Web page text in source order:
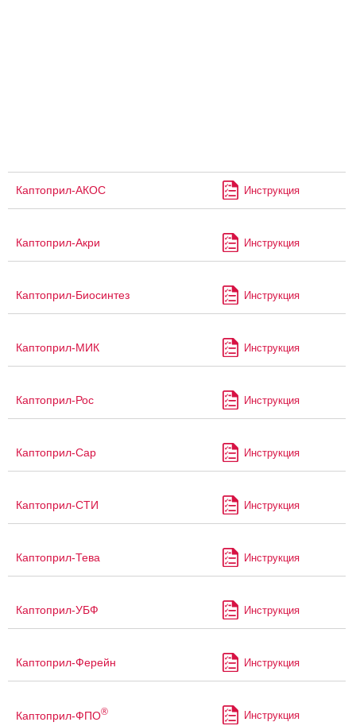
Каптоприл-АКОС Инструкция
Каптоприл-Акри Инструкция
Каптоприл-Биосинтез Инструкция
Каптоприл-МИК Инструкция
Каптоприл-Рос Инструкция
Каптоприл-Сар Инструкция
Каптоприл-СТИ Инструкция
Каптоприл-Тева Инструкция
Каптоприл-УБФ Инструкция
Каптоприл-Ферейн Инструкция
Каптоприл-ФПО® Инструкция